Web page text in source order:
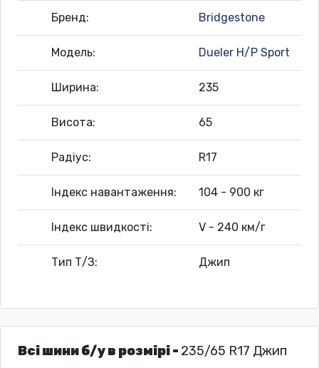
Бренд: Bridgestone
Модель: Dueler H/P Sport
Ширина: 235
Висота: 65
Радіус: R17
Індекс навантаження: 104 - 900 кг
Індекс швидкості: V - 240 км/г
Тип Т/З: Джип
Всі шини б/у в розмірі - 235/65 R17 Джип